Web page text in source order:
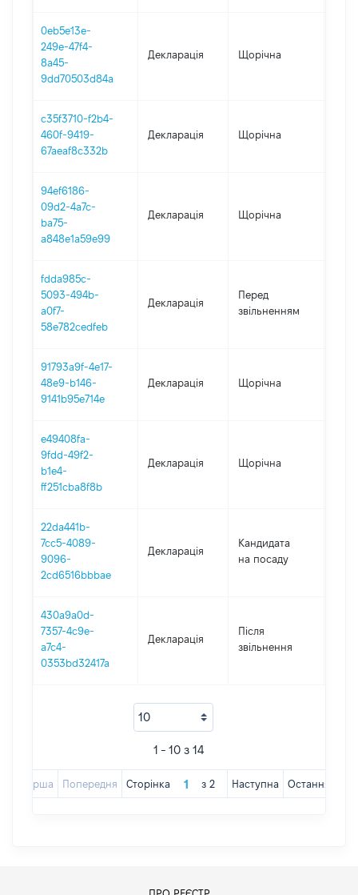
0eb5e13e-
249e-47f4-
8a45-
9dd70503d84a
Декларація Щорічна
c35f3710-f2b4-
460f-9419-
67aeaf8c332b
Декларація Щорічна
94ef6186-
09d2-4a7c-
ba75-
a848e1a59e99
Декларація Щорічна
fdda985c-
5093-494b-
a0f7-
58e782cedfeb
Декларація
Перед
звільненням
91793a9f-4e17-
48e9-b146-
9141b95e714e
Декларація Щорічна
e49408fa-
9fdd-49f2-
b1e4-
ff251cba8f8b
Декларація Щорічна
22da441b-
7cc5-4089-
9096-
2cd6516bbbae
Декларація
Кандидата
на посаду
430a9a0d-
7357-4c9e-
a7c4-
0353bd32417a
Декларація
Після
звільнення
1 - 10 з 14
Перша Попередня Сторінка з 2 Наступна Остання